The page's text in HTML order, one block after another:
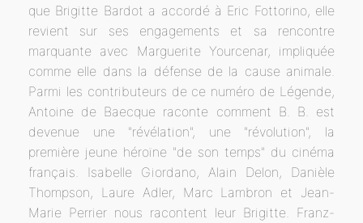
que Brigitte Bardot a accordé à Eric Fottorino, elle
revient sur ses engagements et sa rencontre
marquante avec Marguerite Yourcenar, impliquée
comme elle dans la défense de la cause animale.
Parmi les contributeurs de ce numéro de Légende,
Antoine de Baecque raconte comment B. B. est
devenue une "révélation", une "révolution", la
première jeune héroïne "de son temps" du cinéma
français. Isabelle Giordano, Alain Delon, Danièle
Thompson, Laure Adler, Marc Lambron et Jean-
Marie Perrier nous racontent leur Brigitte. Franz-